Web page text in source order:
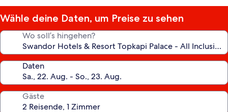
Wähle deine Daten, um Preise zu sehen
Wo soll’s hingehen?
Daten
Gäste